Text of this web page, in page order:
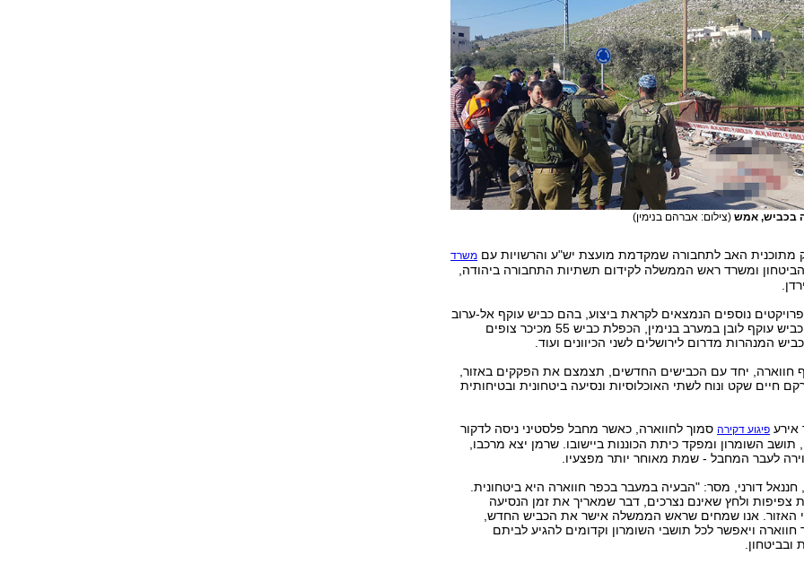
בכביש, אמש (צילום: אברהם בנימין)
מתוכנית האב לתחבורה שמקדמת מועצת יש"ע והרשויות עם משרד
ומשרד ראש הממשלה לקידום תשתיות התחבורה ביהודה,
נוספים הנמצאים לקראת ביצוע, בהם כביש עוקף אל-ערוב
באזור גוש עציון, כביש עוקף לובן במערב בנימין, הכפלת כביש 55 מכיכר צופים
המנהרות מדרום לירושלים לשני הכיוונים ועוד.
חווארה, יחד עם הכבישים החדשים, תצמצם את הפקקים באזור,
חיים שקט ונוח לשתי האוכלוסיות ונסיעה ביטחונית ובטיחותית
אירע פיגוע דקירהסמוך לחווארה, כאשר מחבל פלסטיני ניסה לדקור
השומרון ומפקד כיתת הכוננות ביישובו. שרמן יצא מרכבו,
לעבר המחבל - שמת מאוחר יותר מפצעיו.
חננאל דורני, מסר: "הבעיה במעבר בכפר חווארה היא ביטחונית.
צפיפות ולחץ שאינם נצרכים, דבר שמאריך את זמן הנסיעה
האזור. אנו שמחים שראש הממשלה אישר את הכביש החדש,
חווארה ויאפשר לכל תושבי השומרון וקדומים להגיע לביתם
ובביטחון.